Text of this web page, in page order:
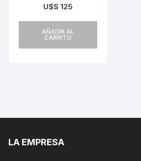
U$S 125
AÑADIR AL
CARRITO
LA EMPRESA